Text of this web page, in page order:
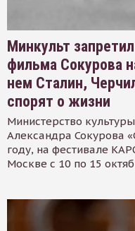
Минкульт
фильма Сокурова
нем Сталин,
спорят о жизни
Министерство
Александра Сокурова
году, на фестивале
Москве с 10 по 15